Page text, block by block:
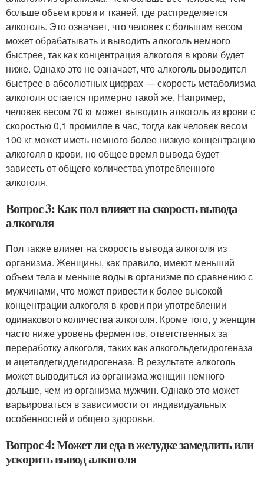
больше объем крови и тканей, где распределяется
алкоголь. Это означает, что человек с большим весом
может обрабатывать и выводить алкоголь немного
быстрее, так как концентрация алкоголя в крови будет
ниже. Однако это не означает, что алкоголь выводится
быстрее в абсолютных цифрах — скорость метаболизма
алкоголя остается примерно такой же. Например,
человек весом 70 кг может выводить алкоголь из крови с
скоростью 0,1 промилле в час, тогда как человек весом
100 кг может иметь немного более низкую концентрацию
алкоголя в крови, но общее время вывода будет
зависеть от общего количества употребленного
алкоголя.
Вопрос 3: Как пол влияет на скорость вывода
алкоголя
Пол также влияет на скорость вывода алкоголя из
организма. Женщины, как правило, имеют меньший
объем тела и меньше воды в организме по сравнению с
мужчинами, что может привести к более высокой
концентрации алкоголя в крови при употреблении
одинакового количества алкоголя. Кроме того, у женщин
часто ниже уровень ферментов, ответственных за
переработку алкоголя, таких как алкогольдегидрогеназа
и ацеталдегиддегидрогеназа. В результате алкоголь
может выводиться из организма женщин немного
дольше, чем из организма мужчин. Однако это может
варьироваться в зависимости от индивидуальных
особенностей и общего здоровья.
Вопрос 4: Может ли еда в желудке замедлить или
ускорить вывод алкоголя